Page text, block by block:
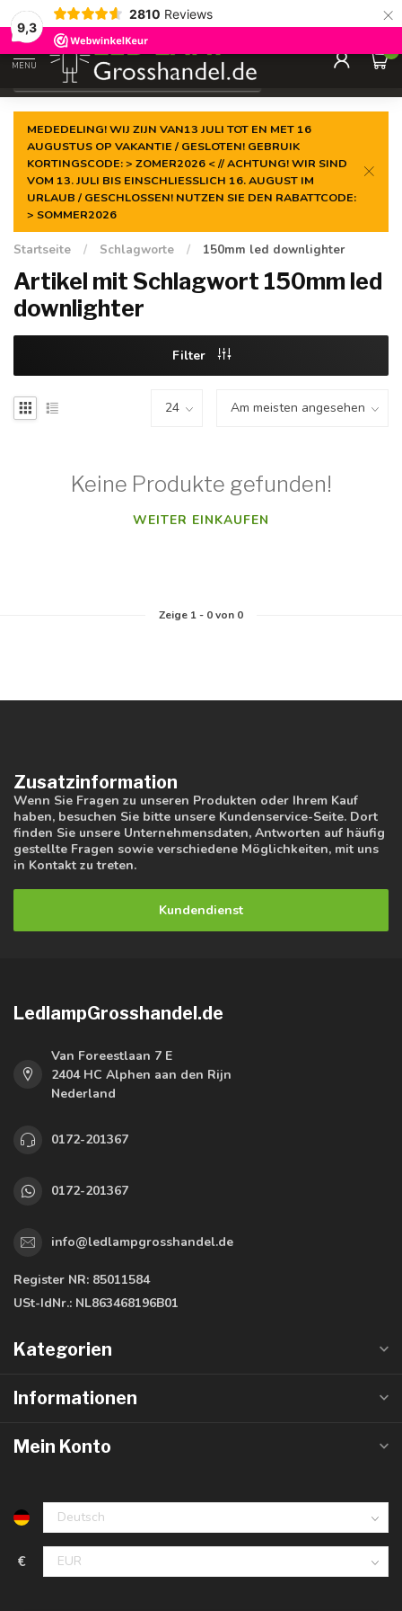
9,3
2810 Reviews ×
Garantiert derniedrigste Preis
MENU
0
MEDEDELING! WIJ ZIJN VAN13 JULI TOT EN MET 16
AUGUSTUS OP VAKANTIE / GESLOTEN! GEBRUIK
KORTINGSCODE: > ZOMER2026 < // ACHTUNG! WIR SIND
VOM 13. JULI BIS EINSCHLIESSLICH 16. AUGUST IM
URLAUB / GESCHLOSSEN! NUTZEN SIE DEN RABATTCODE:
> SOMMER2026
Startseite / Schlagworte / 150mm led downlighter
Artikel mit Schlagwort 150mm led
downlighter
Filter
Keine Produkte gefunden!
WEITER EINKAUFEN
Zeige 1- 0von 0
Zusatzinformation
Wenn Sie Fragen zu unseren Produkten oder Ihrem Kauf
haben, besuchen Sie bitte unsere Kundenservice-Seite. Dort
finden Sie unsere Unternehmensdaten, Antworten auf häufig
gestellte Fragen sowie verschiedene Möglichkeiten, mit uns
in Kontakt zu treten.
Kundendienst
LedlampGrosshandel.de
Van Foreestlaan 7 E
2404 HC Alphen aan den Rijn
Nederland
0172-201367
0172-201367
info@ledlampgrosshandel.de
Register NR: 85011584
USt-IdNr.: NL863468196B01
Kategorien
Informationen
Mein Konto
€